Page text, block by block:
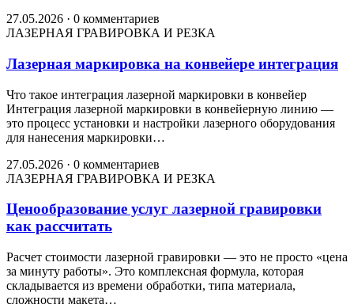
27.05.2026 · 0 комментариев
ЛАЗЕРНАЯ ГРАВИРОВКА И РЕЗКА
Лазерная маркировка на конвейере интеграция
Что такое интеграция лазерной маркировки в конвейер
Интеграция лазерной маркировки в конвейерную линию —
это процесс установки и настройки лазерного оборудования
для нанесения маркировки…
27.05.2026 · 0 комментариев
ЛАЗЕРНАЯ ГРАВИРОВКА И РЕЗКА
Ценообразование услуг лазерной гравировки
как рассчитать
Расчет стоимости лазерной гравировки — это не просто «цена
за минуту работы». Это комплексная формула, которая
складывается из времени обработки, типа материала,
сложности макета…